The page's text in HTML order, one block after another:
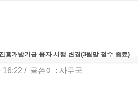
흥개발기금 융자 시행 변경(3월말 접수 종료)
16:22 / 글쓴이 : 사무국